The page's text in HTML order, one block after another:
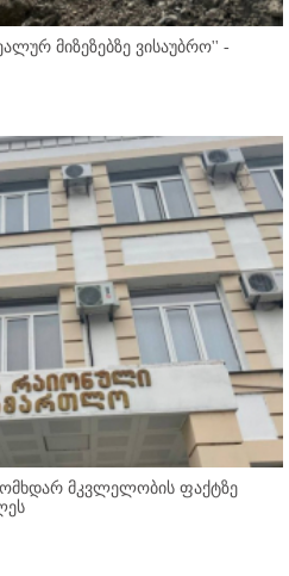
მიზეზებზე ვისაუბრო'' -
მკვლელობის ფაქტზე